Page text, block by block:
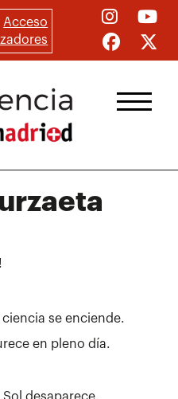
Acceso
se enciende.
en pleno día.
desaparece.